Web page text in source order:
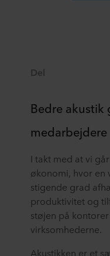
Del
Bedre akustik
medarbejdere
I takt med at vi
økonomi, hvor en
stigende grad
produktivitet og
støjen på
virksomhederne.
Akustikken er et